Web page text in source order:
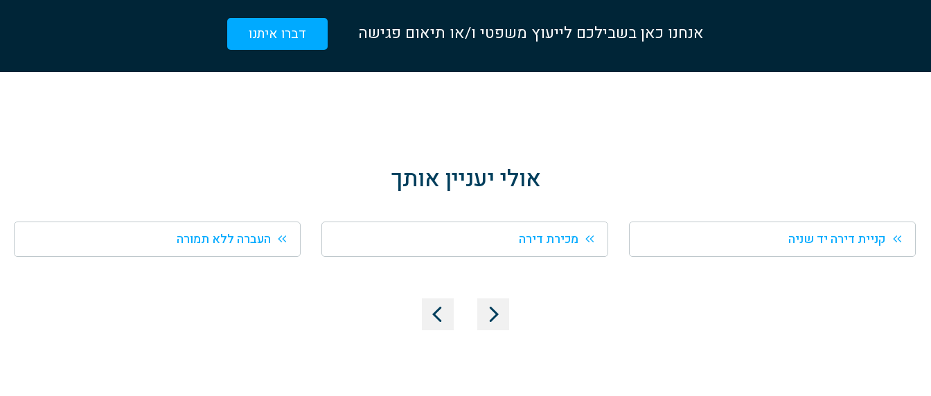
אנחנו כאן בשבילכם לייעוץ משפטי ו/או תיאום פגישה דברו איתנו
אולי יעניין אותך
קניית דירה יד שניה מכירת דירה העברה ללא תמורה